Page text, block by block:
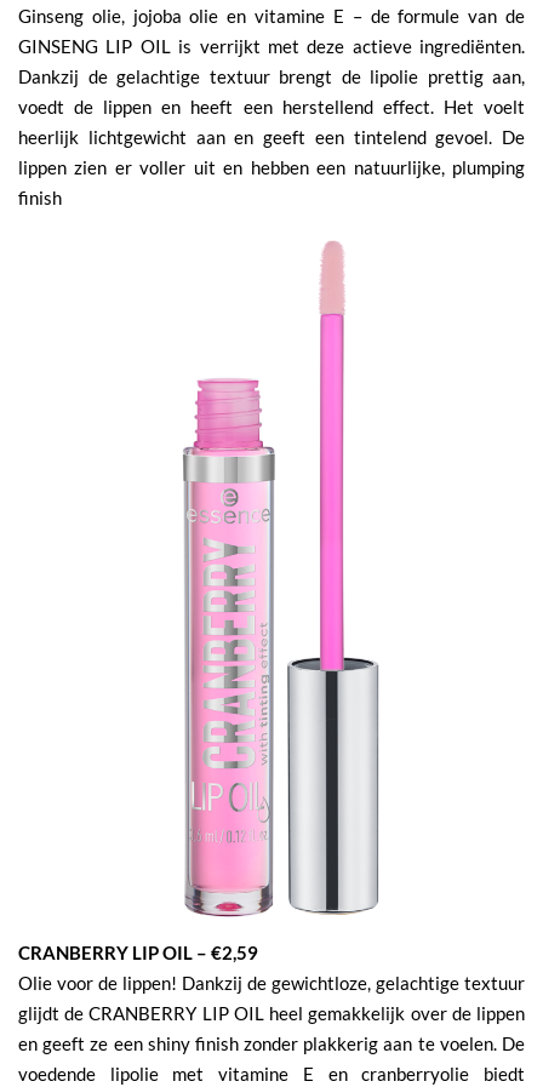
Ginseng olie, jojoba olie en vitamine E – de formule van de
GINSENG LIP OIL is verrijkt met deze actieve ingrediënten.
Dankzij de gelachtige textuur brengt de lipolie prettig aan,
voedt de lippen en heeft een herstellend effect. Het voelt
heerlijk lichtgewicht aan en geeft een tintelend gevoel. De
lippen zien er voller uit en hebben een natuurlijke, plumping
finish
CRANBERRY LIP OIL – €2,59
Olie voor de lippen! Dankzij de gewichtloze, gelachtige textuur
glijdt de CRANBERRY LIP OIL heel gemakkelijk over de lippen
en geeft ze een shiny finish zonder plakkerig aan te voelen. De
voedende lipolie met vitamine E en cranberryolie biedt